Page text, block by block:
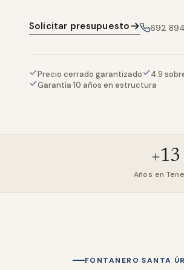
Solicitar presupuesto 692
Precio cerrado garantizado 4.9
Garantía 10 años en estructura
+13
Años en
FONTANERO SANTA